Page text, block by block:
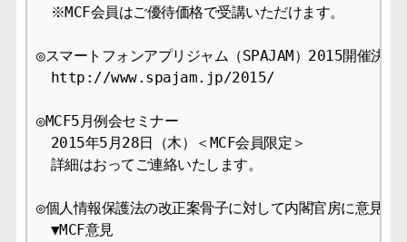
※MCF会員はご優待価格で受講いただけます。
◎スマートフォンアプリジャム（SPAJAM）2015開催決定
http://www.spajam.jp/2015/
◎MCF5月例会セミナー
2015年5月28日（木）＜MCF会員限定＞
詳細はおってご連絡いたします。
◎個人情報保護法の改正案骨子に対して内閣官房に意見書
▼MCF意見